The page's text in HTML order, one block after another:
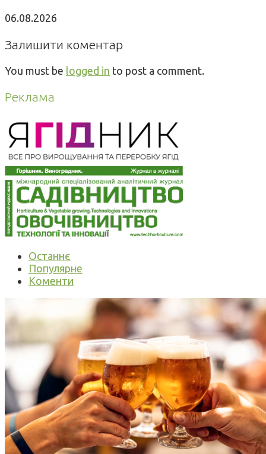
06.08.2026
Залишити коментар
You must be logged in to post a comment.
Реклама
Останнє
Популярне
Коменти